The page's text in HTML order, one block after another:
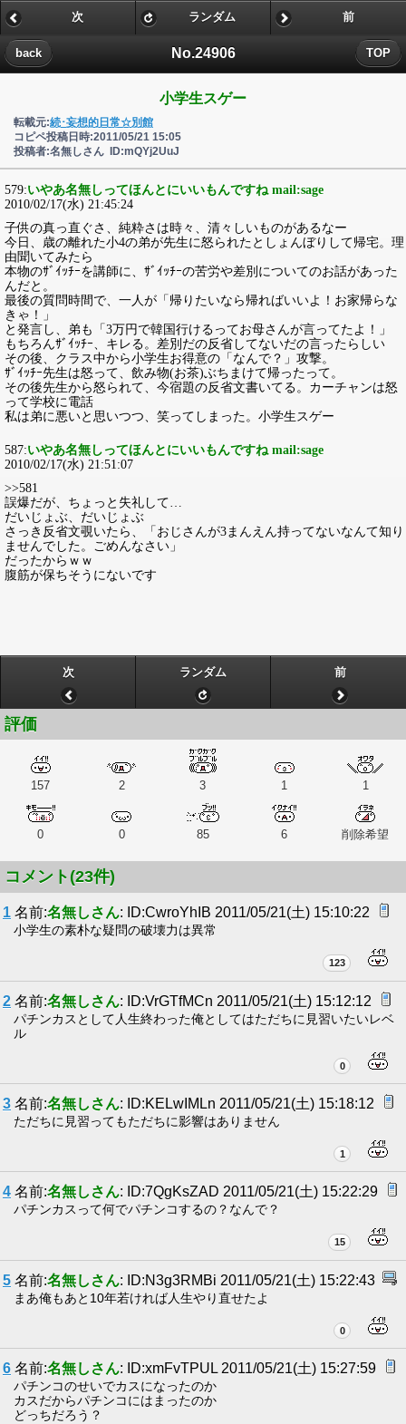
No.24906
back TOP
次 ランダム 前
小学生スゲー
転載元:続･妄想的日常☆別館
コピペ投稿日時:2011/05/21 15:05
投稿者:名無しさん ID:mQYj2UuJ
579:いやあ名無しってほんとにいいもんですね mail:sage
2010/02/17(水) 21:45:24
子供の真っ直ぐさ、純粋さは時々、清々しいものがあるなー
今日、歳の離れた小4の弟が先生に怒られたとしょんぼりして帰宅。理
由聞いてみたら
本物のｻﾞｲｯﾁｰを講師に、ｻﾞｲｯﾁｰの苦労や差別についてのお話があった
んだと。
最後の質問時間で、一人が「帰りたいなら帰ればいいよ！お家帰らな
きゃ！」
と発言し、弟も「3万円で韓国行けるってお母さんが言ってたよ！」
もちろんｻﾞｲｯﾁｰ、キレる。差別だの反省してないだの言ったらしい
その後、クラス中から小学生お得意の「なんで？」攻撃。
ｻﾞｲｯﾁｰ先生は怒って、飲み物(お茶)ぶちまけて帰ったって。
その後先生から怒られて、今宿題の反省文書いてる。カーチャンは怒
って学校に電話
私は弟に悪いと思いつつ、笑ってしまった。小学生スゲー
587:いやあ名無しってほんとにいいもんですね mail:sage
2010/02/17(水) 21:51:07
>>581
誤爆だが、ちょっと失礼して…
だいじょぶ、だいじょぶ
さっき反省文覗いたら、「おじさんが3まんえん持ってないなんて知り
ませんでした。ごめんなさい」
だったからｗｗ
腹筋が保ちそうにないです
次 ランダム 前
評価
157 2 3 1 1
0 0 85 6 削除希望
コメント(23件)
1 名前:名無しさん: ID:CwroYhIB 2011/05/21(土) 15:10:22
小学生の素朴な疑問の破壊力は異常
123
2 名前:名無しさん: ID:VrGTfMCn 2011/05/21(土) 15:12:12
パチンカスとして人生終わった俺としてはただちに見習いたいレベ
ル
0
3 名前:名無しさん: ID:KELwIMLn 2011/05/21(土) 15:18:12
ただちに見習ってもただちに影響はありません
1
4 名前:名無しさん: ID:7QgKsZAD 2011/05/21(土) 15:22:29
パチンカスって何でパチンコするの？なんで？
15
5 名前:名無しさん: ID:N3g3RMBi 2011/05/21(土) 15:22:43
まあ俺もあと10年若ければ人生やり直せたよ
0
6 名前:名無しさん: ID:xmFvTPUL 2011/05/21(土) 15:27:59
パチンコのせいでカスになったのか
カスだからパチンコにはまったのか
どっちだろう？